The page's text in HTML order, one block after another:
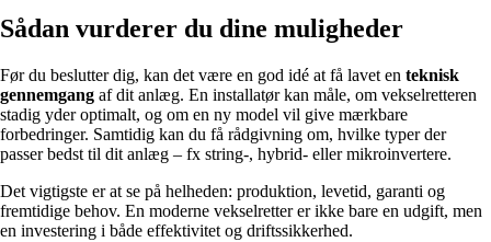
Sådan vurderer du dine muligheder
Før du beslutter dig, kan det være en god idé at få lavet en teknisk
gennemgang af dit anlæg. En installatør kan måle, om vekselretteren
stadig yder optimalt, og om en ny model vil give mærkbare
forbedringer. Samtidig kan du få rådgivning om, hvilke typer der
passer bedst til dit anlæg – fx string-, hybrid- eller mikroinvertere.
Det vigtigste er at se på helheden: produktion, levetid, garanti og
fremtidige behov. En moderne vekselretter er ikke bare en udgift, men
en investering i både effektivitet og driftssikkerhed.